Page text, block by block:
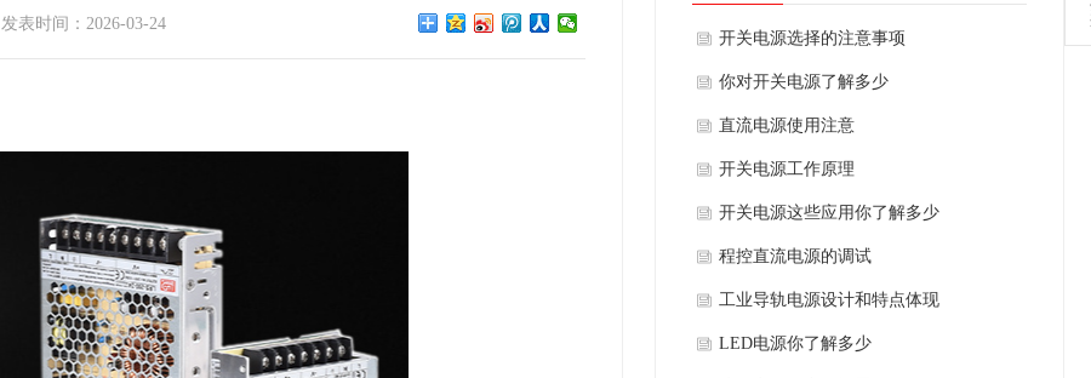
发表时间：2026-03-24
​开关电源选择的注意事项
​你对开关电源了解多少
​直流电源使用注意
​开关电源工作原理
开关电源这些应用你了解多少
程控直流电源的调试
​工业导轨电源设计和特点体现
​LED电源你了解多少